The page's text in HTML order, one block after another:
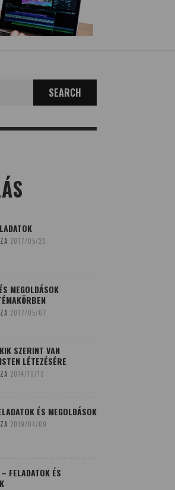
2017/05/23
MEGOLDÁSOK
2017/05/07
SZERINT VAN
LÉTEZÉSÉRE
2014/10/19
ÉS MEGOLDÁSOK
2019/04/09
– FELADATOK ÉS